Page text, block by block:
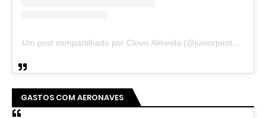
Um post compartilhado por Clovis Almeida (@juniorpentecoste01)
GASTOS COM AERONAVES